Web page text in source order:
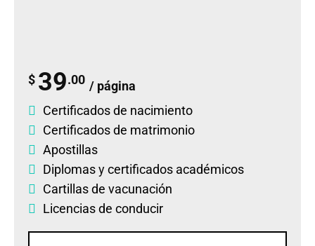
$ 39.00 / página
Certificados de nacimiento
Certificados de matrimonio
Apostillas
Diplomasycertificados académicos
Cartillas de vacunación
Licencias de conducir